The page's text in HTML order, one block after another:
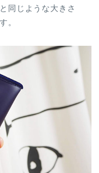
同じような大きさ
。